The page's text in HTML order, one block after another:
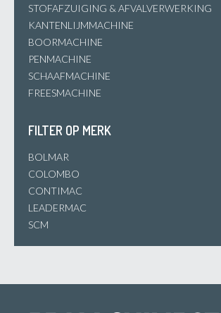
STOFAFZUIGING & AFVALVERWERKING
KANTENLIJMMACHINE
BOORMACHINE
PENMACHINE
SCHAAFMACHINE
FREESMACHINE
FILTER OP MERK
BOLMAR
COLOMBO
CONTIMAC
LEADERMAC
SCM